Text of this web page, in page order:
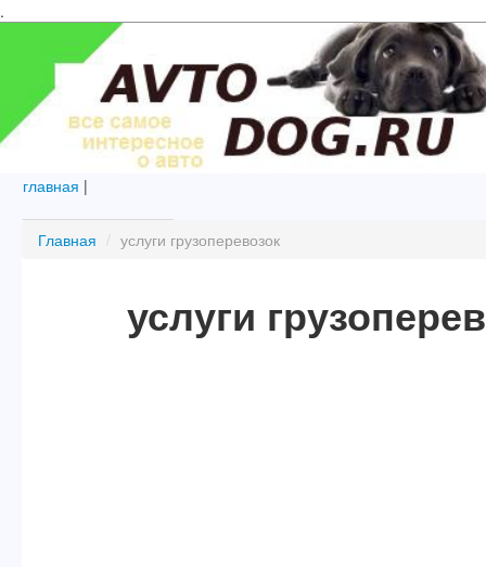
.
главная |
Главная / услуги грузоперевозок
услуги